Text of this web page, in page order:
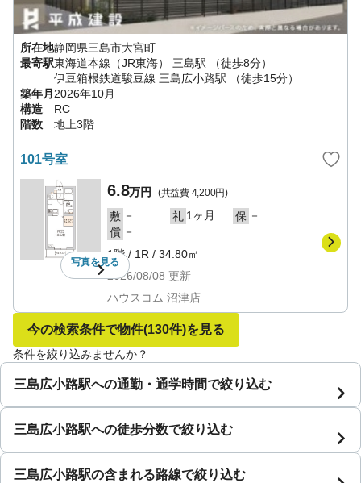
所在地静岡県三島市大宮町
最寄駅東海道本線（JR東海） 三島駅
（徒歩8分）
伊豆箱根鉄道駿豆線 三島広小路駅
（徒歩15分）
築年月 2026年10月
構造
RC
階数
地上3階
101号室
写真を見る
6.8万円 (共益費 4,200円)
敷 － 礼 1ヶ月 保 －
償 －
1階/ 1R / 34.80㎡
2026/08/08 更新
ハウスコム 沼津店
今の検索条件で物件(130件)を見る
条件を絞り込みませんか？
三島広小路駅への通勤・通学時間で絞り込む
三島広小路駅への徒歩分数で絞り込む
三島広小路駅の含まれる路線で絞り込む